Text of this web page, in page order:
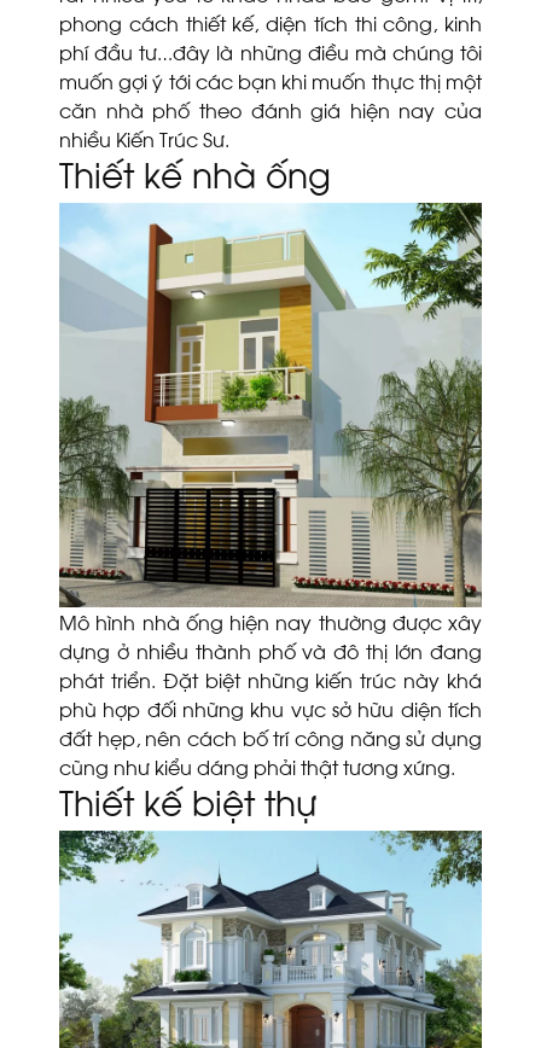
phong cách thiết kế, diện tích thi công, kinh
phí đầu tư…đây là những điều mà chúng tôi
muốn gợi ý tới các bạn khi muốn thực thị một
căn nhà phố theo đánh giá hiện nay của
nhiều Kiến Trúc Sư.
Thiết kế nhà ống
Mô hình nhà ống hiện nay thường được xây
dựng ở nhiều thành phố và đô thị lớn đang
phát triển. Đặt biệt những kiến trúc này khá
phù hợp đối những khu vực sở hữu diện tích
đất hẹp, nên cách bố trí công năng sử dụng
cũng như kiểu dáng phải thật tương xứng.
Thiết kế biệt thự